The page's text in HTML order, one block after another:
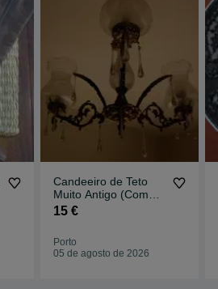
Candeeiro de Teto
Muito Antigo (Com
Mais de 70 Anos)
15 €
Porto
05 de agosto de 2026